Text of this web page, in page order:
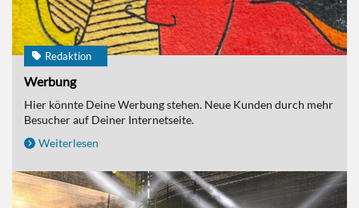
Redaktion
Werbung
Hier könnte Deine Werbung stehen. Neue Kunden durch mehr
Besucher auf Deiner Internetseite.
Weiterlesen